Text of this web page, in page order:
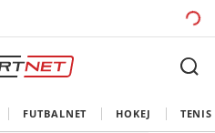
FUTBALNET HOKEJ TENIS